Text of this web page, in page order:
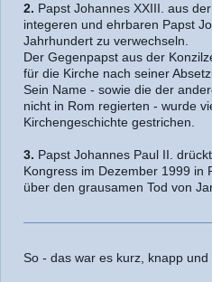
2. Papst Johannes XXIII. aus
integeren und ehrbaren Papst
Jahrhundert zu verwechseln.
Der Gegenpapst aus der
für die Kirche nach seiner
Sein Name - sowie die der
nicht in Rom regierten - wurde
Kirchengeschichte gestrichen.
3. Papst Johannes Paul II.
Kongress im Dezember 1999 in
über den grausamen Tod von
So - das war es kurz, knapp